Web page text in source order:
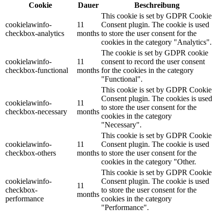
Cookie
Dauer Beschreibung
cookielawinfo-
checkbox-analytics
11
months
This cookie is set by GDPR Cookie
Consent plugin. The cookie is used
to store the user consent for the
cookies in the category "Analytics".
cookielawinfo-
checkbox-functional
11
months
The cookie is set by GDPR cookie
consent to record the user consent
for the cookies in the category
"Functional".
cookielawinfo-
checkbox-necessary
11
months
This cookie is set by GDPR Cookie
Consent plugin. The cookies is used
to store the user consent for the
cookies in the category
"Necessary".
cookielawinfo-
checkbox-others
11
months
This cookie is set by GDPR Cookie
Consent plugin. The cookie is used
to store the user consent for the
cookies in the category "Other.
cookielawinfo-
checkbox-
performance
11
months
This cookie is set by GDPR Cookie
Consent plugin. The cookie is used
to store the user consent for the
cookies in the category
"Performance".